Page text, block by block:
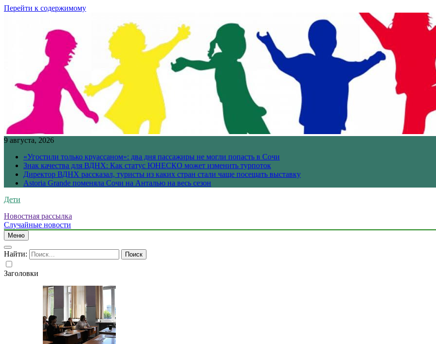
Перейти к содержимому
9 августа, 2026
«Угостили только круассаном»: два дня пассажиры не могли попасть в Сочи
Знак качества для ВДНХ: Как статус ЮНЕСКО может изменить турпоток
Директор ВДНХ рассказал, туристы из каких стран стали чаще посещать выставку
Astoria Grande поменяла Сочи на Анталью на весь сезон
Дети
Новостная рассылка
Случайные новости
Меню
Найти:
Заголовки